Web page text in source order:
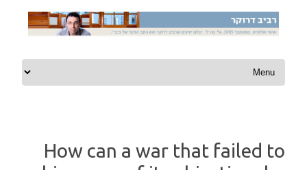
Skip to content
How can a war that failed to